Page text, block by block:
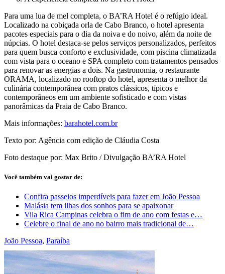
Para uma lua de mel completa, o BA’RA Hotel é o refúgio ideal.
Localizado na cobiçada orla de Cabo Branco, o hotel apresenta
pacotes especiais para o dia da noiva e do noivo, além da noite de
núpcias. O hotel destaca-se pelos serviços personalizados, perfeitos
para quem busca conforto e exclusividade, com piscina climatizada
com vista para o oceano e SPA completo com tratamentos pensados
para renovar as energias a dois. Na gastronomia, o restaurante
ORAMA, localizado no rooftop do hotel, apresenta o melhor da
culinária contemporânea com pratos clássicos, típicos e
contemporâneos em um ambiente sofisticado e com vistas
panorâmicas da Praia de Cabo Branco.
Mais informações: barahotel.com.br
Texto por: Agência com edição de Cláudia Costa
Foto destaque por: Max Brito / Divulgação BA’RA Hotel
Você também vai gostar de:
Confira passeios imperdíveis para fazer em João Pessoa
Malásia tem ilhas dos sonhos para se apaixonar
Vila Rica Campinas celebra o fim de ano com festas e…
Celebre o final de ano no bairro mais tradicional de…
João Pessoa, Paraíba